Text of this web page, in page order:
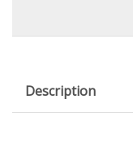
Description